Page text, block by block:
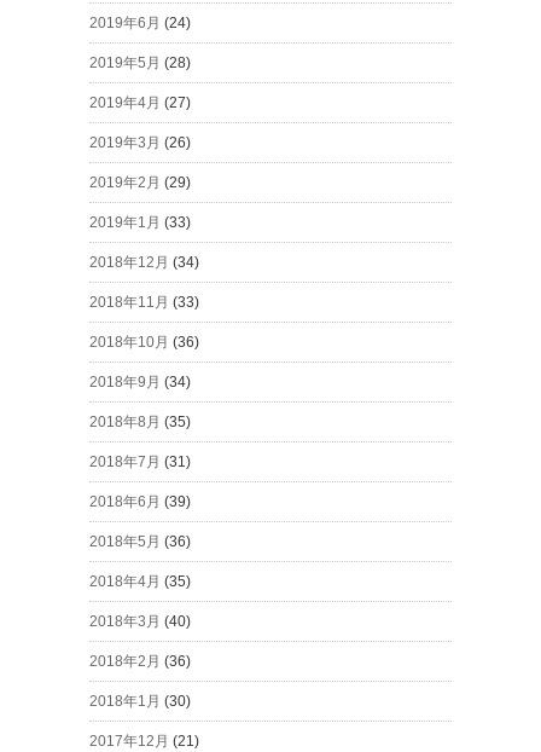
2019年6月 (24)
2019年5月 (28)
2019年4月 (27)
2019年3月 (26)
2019年2月 (29)
2019年1月 (33)
2018年12月 (34)
2018年11月 (33)
2018年10月 (36)
2018年9月 (34)
2018年8月 (35)
2018年7月 (31)
2018年6月 (39)
2018年5月 (36)
2018年4月 (35)
2018年3月 (40)
2018年2月 (36)
2018年1月 (30)
2017年12月 (21)